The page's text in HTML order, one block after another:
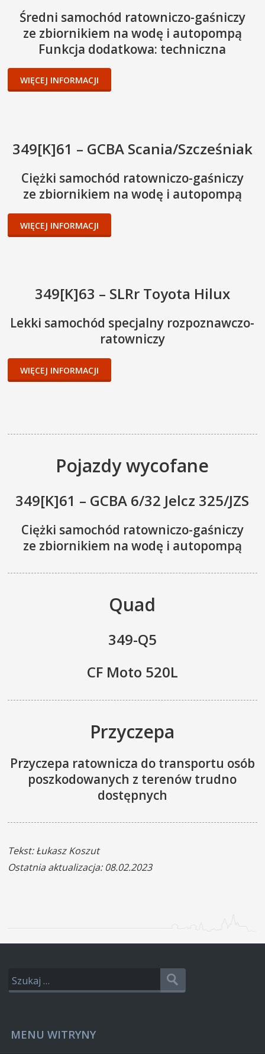
Średni samochód ratowniczo-gaśniczy
ze zbiornikiem na wodę i autopompą
Funkcja dodatkowa: techniczna
WIĘCEJ INFORMACJI
349[K]61 – GCBA Scania/Szcześniak
Ciężki samochód ratowniczo-gaśniczy
ze zbiornikiem na wodę i autopompą
WIĘCEJ INFORMACJI
349[K]63 – SLRr Toyota Hilux
Lekki samochód specjalny rozpoznawczo-
ratowniczy
WIĘCEJ INFORMACJI
Pojazdy wycofane
349[K]61 – GCBA 6/32 Jelcz 325/JZS
Ciężki samochód ratowniczo-gaśniczy
ze zbiornikiem na wodę i autopompą
Quad
349-Q5
CF Moto 520L
Przyczepa
Przyczepa ratownicza do transportu osób
poszkodowanych z terenów trudno
dostępnych
Tekst: Łukasz Koszut
Ostatnia aktualizacja: 08.02.2023
MENU WITRYNY